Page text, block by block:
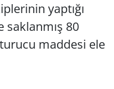
yaptığı
saklanmış 80
maddesi ele